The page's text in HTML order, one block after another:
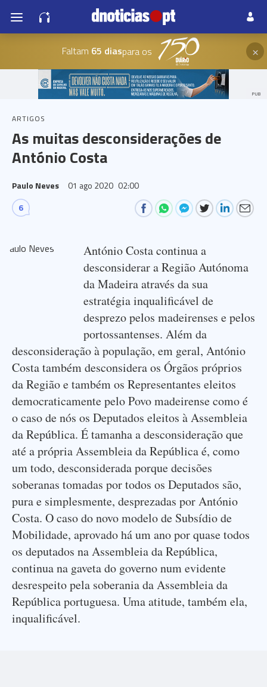
Faltam 65 diaspara os ×
PUB
ARTIGOS
As muitas desconsiderações de
António Costa
Paulo Neves 01 ago 2020 02:00
6
António Costa continua a
desconsiderar a Região Autónoma
da Madeira através da sua
estratégia inqualificável de
desprezo pelos madeirenses e pelos
portossantenses. Além da
desconsideração à população, em geral, António
Costa também desconsidera os Órgãos próprios
da Região e também os Representantes eleitos
democraticamente pelo Povo madeirense como é
o caso de nós os Deputados eleitos à Assembleia
da República. É tamanha a desconsideração que
até a própria Assembleia da República é, como
um todo, desconsiderada porque decisões
soberanas tomadas por todos os Deputados são,
pura e simplesmente, desprezadas por António
Costa. O caso do novo modelo de Subsídio de
Mobilidade, aprovado há um ano por quase todos
os deputados na Assembleia da República,
continua na gaveta do governo num evidente
desrespeito pela soberania da Assembleia da
República portuguesa. Uma atitude, também ela,
inqualificável.